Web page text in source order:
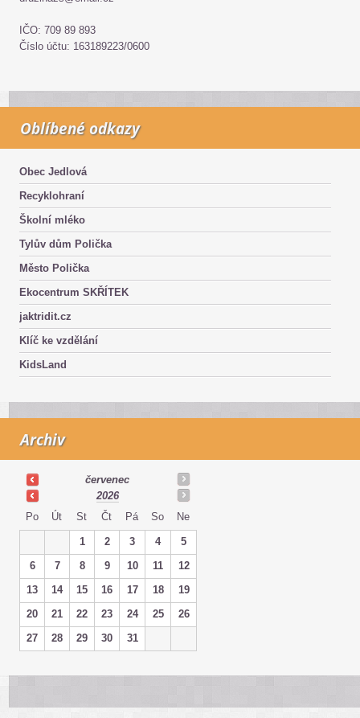
IČO: 709 89 893
Číslo účtu: 163189223/0600
Oblíbené odkazy
Obec Jedlová
Recyklohraní
Školní mléko
Tylův dům Polička
Město Polička
Ekocentrum SKŘÍTEK
jaktridit.cz
Klíč ke vzdělání
KidsLand
Archiv
červenec
2026
Po
Út St Čt Pá So Ne
1 2 3 4
5
6
7 8 9 10 11
12
13
14 15 16 17 18
19
20
21 22 23 24 25
26
27
28 29 30 31